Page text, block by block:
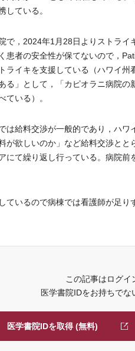
している。
，2024年1月28日よりストライ
患者の安全性が保てないので，
ライキを支援している（ハワイ
る」として，「カピオラニ病院
ている）。
は給料交渉が一般的であり，ハワ
が欲しいのか」など給料交渉とと
にて繰り返し行っている。病院
ているので病棟では看護師が足り
この記事はログイ
医学書院IDをお持ちでな
医学書院IDを取得 (無料)